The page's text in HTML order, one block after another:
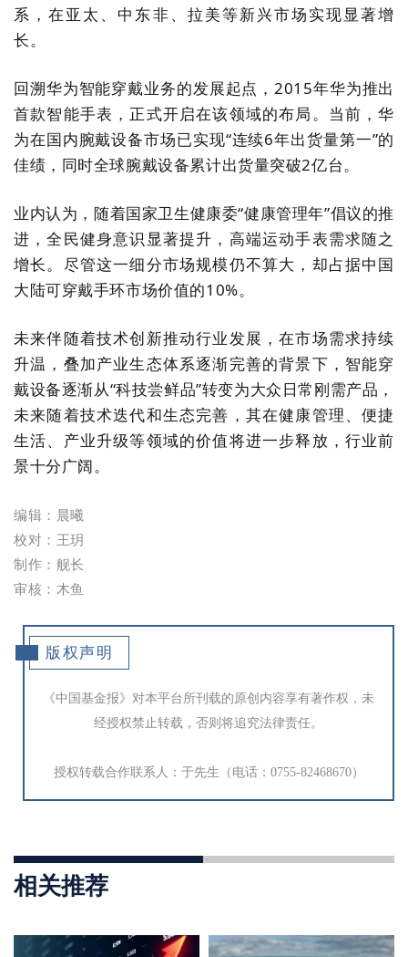
系，在亚太、中东非、拉美等新兴市场实现显著增
长。
回溯华为智能穿戴业务的发展起点，2015年华为推出
首款智能手表，正式开启在该领域的布局。当前，华
为在国内腕戴设备市场已实现“连续6年出货量第一”的
佳绩，同时全球腕戴设备累计出货量突破2亿台。
业内认为，随着国家卫生健康委“健康管理年”倡议的推
进，全民健身意识显著提升，高端运动手表需求随之
增长。尽管这一细分市场规模仍不算大，却占据中国
大陆可穿戴手环市场价值的10%。
未来伴随着技术创新推动行业发展，在市场需求持续
升温，叠加产业生态体系逐渐完善的背景下，智能穿
戴设备逐渐从“科技尝鲜品”转变为大众日常刚需产品，
未来随着技术迭代和生态完善，其在健康管理、便捷
生活、产业升级等领域的价值将进一步释放，行业前
景十分广阔。
编辑：晨曦
校对：王玥
制作：舰长
审核：木鱼
版权声明
《中国基金报》对本平台所刊载的原创内容享有著作权，未
经授权禁止转载，否则将追究法律责任。
授权转载合作联系人：于先生（电话：0755-82468670）
相关推荐